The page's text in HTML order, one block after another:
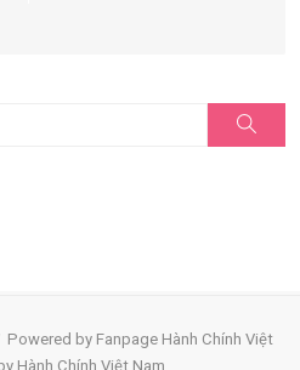
kiếm
Powered by Fanpage Hành Chính Việt
Hành Chính Việt Nam